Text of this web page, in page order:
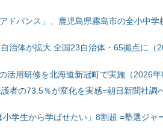
ドバンス」、鹿児島県霧島市の全小中学
治体が拡大 全国23自治体・65拠点に（
活用研修を北海道新冠町で実施（2026
者の73.5％が変化を実感=朝日新聞社調
学生から学ばせたい」8割超 =塾選ジャ